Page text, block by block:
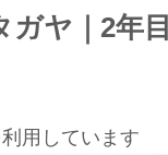
ガヤ｜2年
用しています